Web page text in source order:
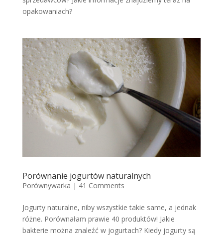
opakowaniach?
Porównanie jogurtów naturalnych
Porównywarka | 41 Comments
Jogurty naturalne, niby wszystkie takie same, a jednak
różne. Porównałam prawie 40 produktów! Jakie
bakterie można znaleźć w jogurtach? Kiedy jogurty są